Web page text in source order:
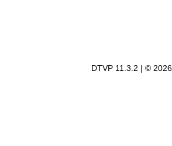
DTVP 11.3.2 | ©